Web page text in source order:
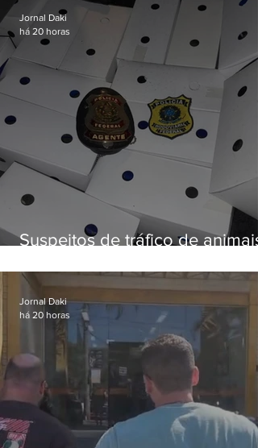
Suspeitos de tráfico de animais
aves
Jornal Daki
há 20 horas
Jornal Daki
há 20 horas